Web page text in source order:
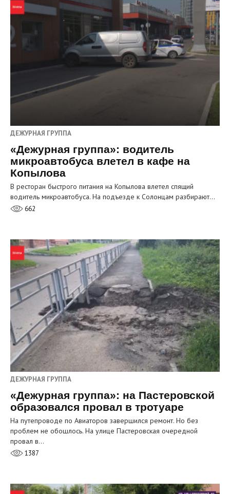
ДЕЖУРНАЯ ГРУППА
«Дежурная группа»: водитель
микроавтобуса влетел в кафе на
Копылова
В ресторан быстрого питания на Копылова влетел спящий
водитель микроавтобуса. На подъезде к Солонцам разбирают…
662
ДЕЖУРНАЯ ГРУППА
«Дежурная группа»: на Пастеровской
образовался провал в тротуаре
На путепроводе по Авиаторов завершился ремонт. Но без
проблем не обошлось. На улице Пастеровская очередной
провал в…
1387